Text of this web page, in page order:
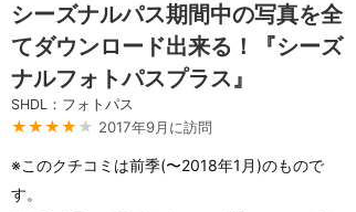
シーズナルパス期間中の写真を全
てダウンロード出来る！『シーズ
ナルフォトパスプラス』
SHDL：フォトパス
★★★★ ★ 2017年9月に訪問
※このクチコミは前季(〜2018年1月)のもので
す。